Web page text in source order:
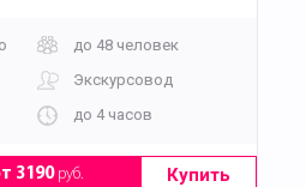
до 48 человек
Экскурсовод
до 4 часов
3190руб. Купить